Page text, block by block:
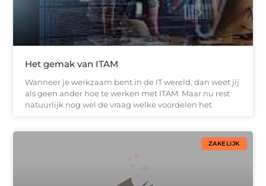
Het gemak van ITAM
Wanneer je werkzaam bent in de IT wereld, dan weet jij
als geen ander hoe te werken met ITAM. Maar nu rest
natuurlijk nog wel de vraag welke voordelen het
ZAKELIJK